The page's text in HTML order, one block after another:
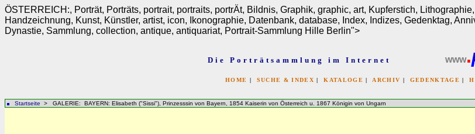
ÖSTERREICH:, Porträt, Porträts, portrait, portraits, portrÄt, Bildnis, Graphik, graphic, art, Kupferstich,
Handzeichnung, Kunst, Künstler, artist, icon, Ikonographie, Datenbank, database, Index, Indizes, Gedenktag,
Dynastie, Sammlung, collection, antique, antiquariat, Portrait-Sammlung Hille Berlin">
Die Porträtsammlung im Internet www.
HOME | SUCHE & INDEX |KATALOGE | ARCHIV | GEDENKTAGE |
Startseite > GALERIE: BAYERN: Elisabeth ("Sissi"), Prinzesssin von Bayern, 1854 Kaiserin von Österreich u. 1867 Königin von Ungarn